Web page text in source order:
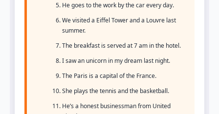
He goes to the work by the car every day.
We visited a Eiffel Tower and a Louvre last
summer.
The breakfast is served at 7 am in the hotel.
I saw an unicorn in my dream last night.
The Paris is a capital of the France.
She plays the tennis and the basketball.
He’s a honest businessman from United